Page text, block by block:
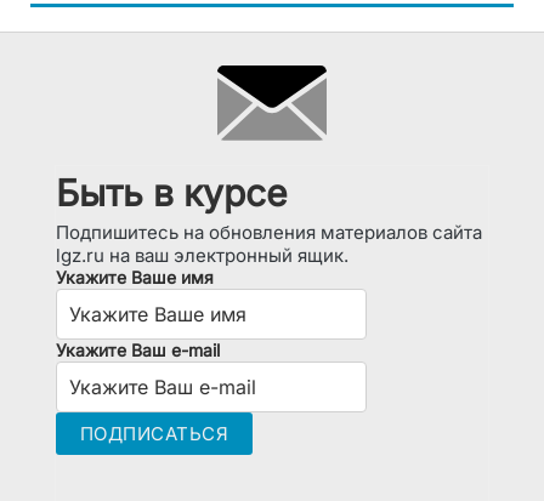
Быть в курсе
Подпишитесь на обновления материалов сайта
lgz.ru на ваш электронный ящик.
Укажите Ваше имя
Укажите Ваш e-mail